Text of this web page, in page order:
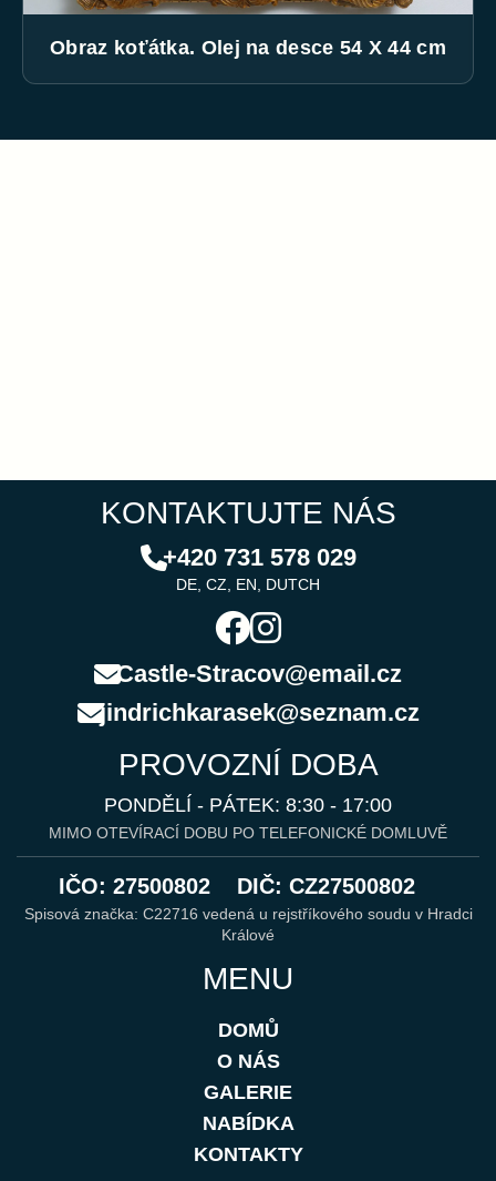
Obraz koťátka. Olej na desce 54 X 44 cm
KONTAKTUJTE NÁS
+420 731 578 029
DE, CZ, EN, DUTCH
Castle-Stracov@email.cz
jindrichkarasek@seznam.cz
PROVOZNÍ DOBA
PONDĚLÍ - PÁTEK: 8:30 - 17:00
MIMO OTEVÍRACÍ DOBU PO TELEFONICKÉ DOMLUVĚ
IČO: 27500802 DIČ: CZ27500802
Spisová značka: C22716 vedená u rejstříkového soudu v Hradci
Králové
MENU
DOMŮ
O NÁS
GALERIE
NABÍDKA
KONTAKTY